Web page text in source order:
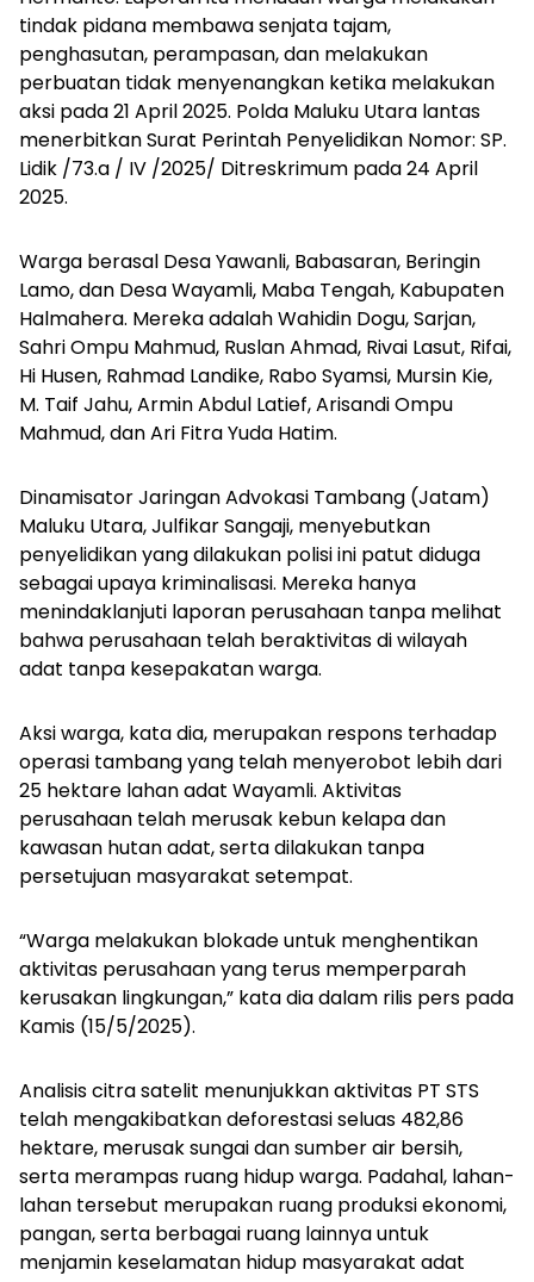
tindak pidana membawa senjata tajam,
penghasutan, perampasan, dan melakukan
perbuatan tidak menyenangkan ketika melakukan
aksi pada 21 April 2025. Polda Maluku Utara lantas
menerbitkan Surat Perintah Penyelidikan Nomor: SP.
Lidik /73.a / IV /2025/ Ditreskrimum pada 24 April
2025.
Warga berasal Desa Yawanli, Babasaran, Beringin
Lamo, dan Desa Wayamli, Maba Tengah, Kabupaten
Halmahera. Mereka adalah Wahidin Dogu, Sarjan,
Sahri Ompu Mahmud, Ruslan Ahmad, Rivai Lasut, Rifai,
Hi Husen, Rahmad Landike, Rabo Syamsi, Mursin Kie,
M. Taif Jahu, Armin Abdul Latief, Arisandi Ompu
Mahmud, dan Ari Fitra Yuda Hatim.
Dinamisator Jaringan Advokasi Tambang (Jatam)
Maluku Utara, Julfikar Sangaji, menyebutkan
penyelidikan yang dilakukan polisi ini patut diduga
sebagai upaya kriminalisasi. Mereka hanya
menindaklanjuti laporan perusahaan tanpa melihat
bahwa perusahaan telah beraktivitas di wilayah
adat tanpa kesepakatan warga.
Aksi warga, kata dia, merupakan respons terhadap
operasi tambang yang telah menyerobot lebih dari
25 hektare lahan adat Wayamli. Aktivitas
perusahaan telah merusak kebun kelapa dan
kawasan hutan adat, serta dilakukan tanpa
persetujuan masyarakat setempat.
“Warga melakukan blokade untuk menghentikan
aktivitas perusahaan yang terus memperparah
kerusakan lingkungan,” kata dia dalam rilis pers pada
Kamis (15/5/2025).
Analisis citra satelit menunjukkan aktivitas PT STS
telah mengakibatkan deforestasi seluas 482,86
hektare, merusak sungai dan sumber air bersih,
serta merampas ruang hidup warga. Padahal, lahan-
lahan tersebut merupakan ruang produksi ekonomi,
pangan, serta berbagai ruang lainnya untuk
menjamin keselamatan hidup masyarakat adat